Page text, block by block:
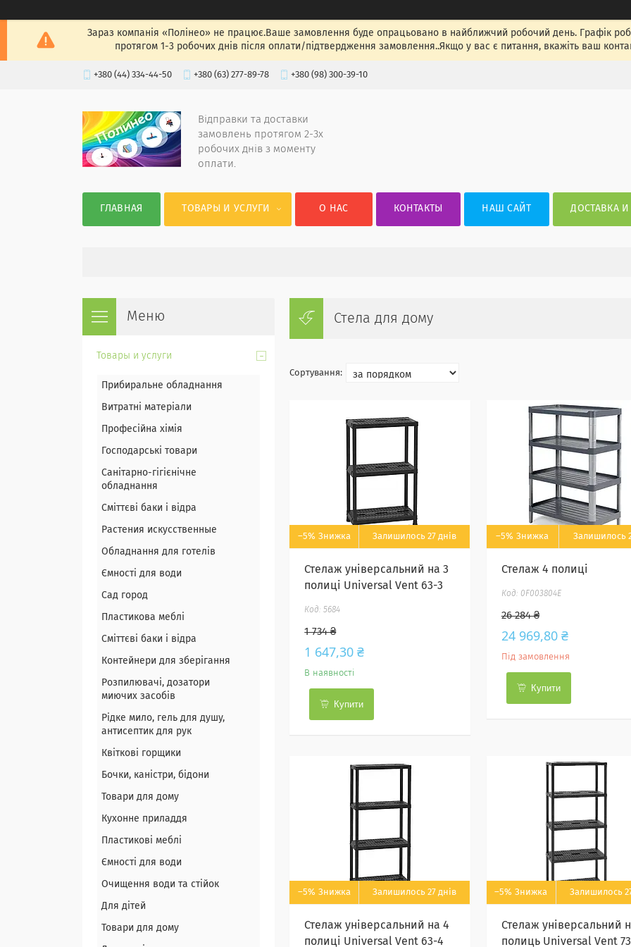
Зараз компанія «Полінео» не працює.Ваше замовлення буде опрацьовано в найближчий робочий день. Графік
протягом 1-3 робочих днів після оплати/підтвердження замовлення..Якщо у вас є питання, вкажіть ваш
+380 (44) 334-44-50 +380 (63) 277-89-78 +380 (98) 300-39-10
Відправки та доставки
замовлень протягом 2-3х
робочих днів з моменту
оплати.
ГЛАВНАЯ ТОВАРЫ И УСЛУГИ О НАС КОНТАКТЫ НАШ САЙТ ДОСТАВКА И
Стела для дому
–5% Залишилось 27 днів
Стелаж універсальний на 3
полиці Universal Vent 63-3
5684
1 734 ₴
1 647,30 ₴
В наявності
Купити
–5% Залишилось
Стелаж 4 полиці
0F003804E
26 284 ₴
24 969,80 ₴
Під замовлення
Купити
–5% Залишилось 27 днів
Стелаж універсальний на 4
полиці Universal Vent 63-4
–5% Залишилось
Стелаж універсальний
полиць Universal Vent
Товары и услуги
Прибиральне обладнання
Витратні матеріали
Професійна хімія
Господарські товари
Санітарно-гігієнічне
обладнання
Сміттєві баки і відра
Растения искусственные
Обладнання для готелів
Ємності для води
Сад город
Пластикова меблі
Сміттєві баки і відра
Контейнери для зберігання
Розпилювачі, дозатори
миючих засобів
Рідке мило, гель для душу,
антисептик для рук
Квіткові горщики
Бочки, каністри, бідони
Товари для дому
Кухонне приладдя
Пластикові меблі
Ємності для води
Очищення води та стійок
Для дітей
Товари для дому